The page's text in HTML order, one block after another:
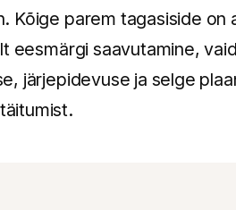
Kõige parem tagasiside on
eesmärgi saavutamine,
järjepidevuse ja selge